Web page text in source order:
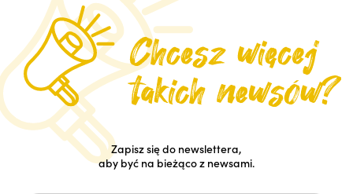
Zapisz się do newslettera,
aby być na bieżąco z newsami.